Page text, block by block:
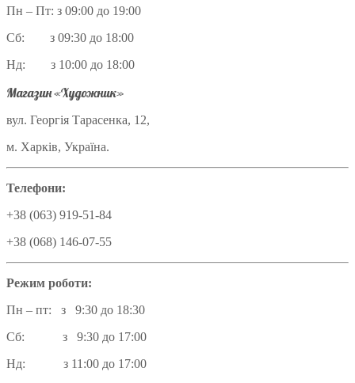
Пн – Пт: з 09:00 до 19:00
Сб: з 09:30 до 18:00
Нд: з 10:00 до 18:00
Магазин «Художник»
вул. Георгія Тарасенка, 12,
м. Харків, Україна.
Телефони:
+38 (063) 919-51-84
+38 (068) 146-07-55
Режим роботи:
Пн – пт: з 9:30 до 18:30
Сб: з 9:30 до 17:00
Нд: з 11:00 до 17:00